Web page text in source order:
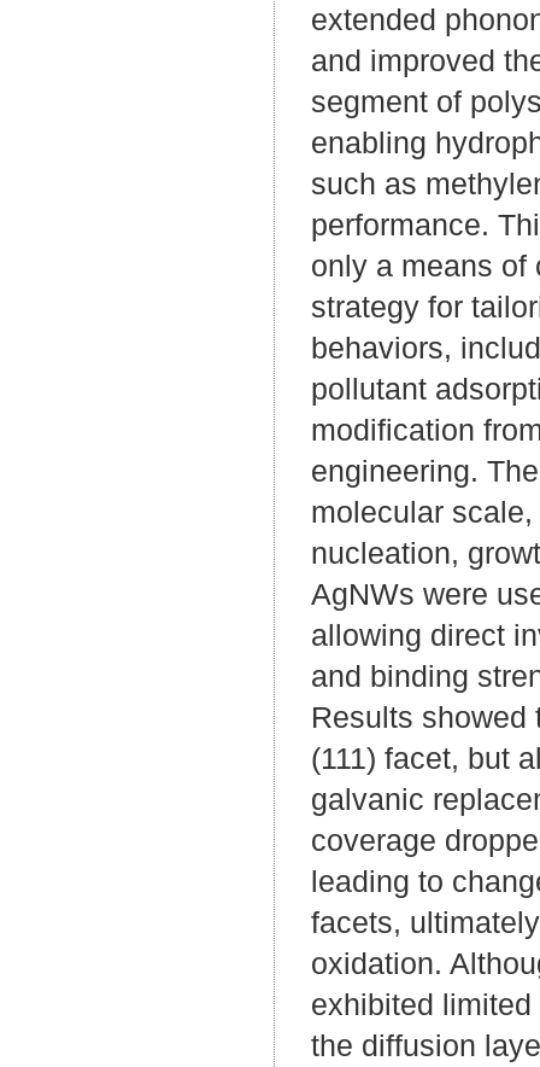
extended
and improved
segment of
enabling
such as
performance.
only a means of
strategy for
behaviors,
pollutant
modification
engineering.
molecular
nucleation,
AgNWs were
allowing direct
and binding
Results showed
(111) facet, but
galvanic
coverage
leading to
facets,
oxidation.
exhibited
the diffusion